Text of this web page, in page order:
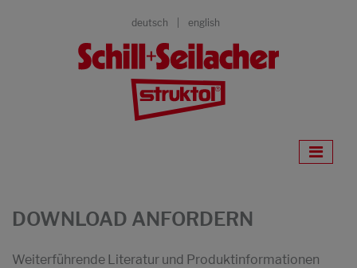
deutsch english
DOWNLOAD ANFORDERN
Weiterführende Literatur und Produktinformationen